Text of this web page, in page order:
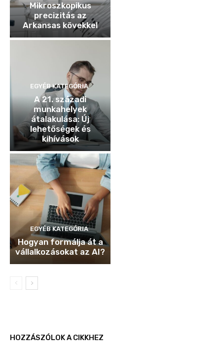
Mikroszkopikus
precizitás az
Arkansas kövekkel
EGYÉB KATEGÓRIA
A 21. századi
munkahelyek
átalakulása: Új
lehetőségek és
kihívások
EGYÉB KATEGÓRIA
Hogyan formálja át a
vállalkozásokat az AI?
HOZZÁSZÓLOK A CIKKHEZ